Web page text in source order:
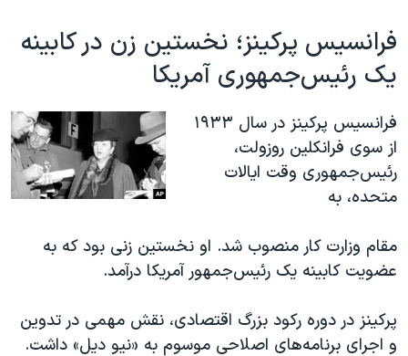
فرانسیس پرکینز؛ نخستین زن در کابینه
یک رئیس‌جمهوری آمریکا
فرانسیس پرکینز در سال ۱۹۳۳
از سوی فرانکلین روزولت،
رئیس‌جمهوری وقت ایالات
متحده، به
مقام وزارت کار منصوب شد. او نخستین زنی بود که به
عضویت کابینه یک رئیس‌جمهور آمریکا درآمد.
پرکینز در دوره رکود بزرگ اقتصادی، نقش مهمی در تدوین
و اجرای برنامه‌های اصلاحی موسوم به «نیو دیل» داشت.